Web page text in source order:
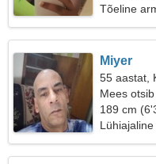
Tõeline
Miyer
55 aastat,
Mees
189 cm